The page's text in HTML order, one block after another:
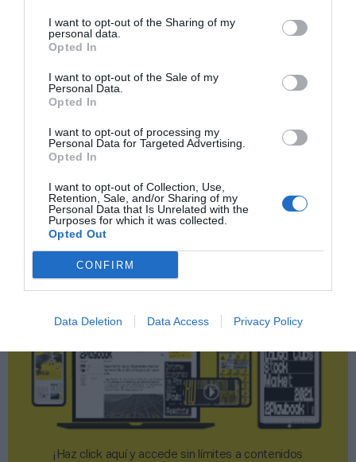
I want to opt-out of the Sharing of my
personal data.
Opted In
I want to opt-out of the Sale of my
Personal Data.
Opted In
I want to opt-out of processing my
Personal Data for Targeted Advertising.
Opted In
I want to opt-out of Collection, Use,
Retention, Sale, and/or Sharing of my
Personal Data that Is Unrelated with the
Purposes for which it was collected.
Opted Out
CONFIRM
Data Deletion Data Access Privacy Policy
Compartir
Imprimir
Publicidad
2Playbook Club2P
¡Haz click aquí y accede sin límites a contenidos